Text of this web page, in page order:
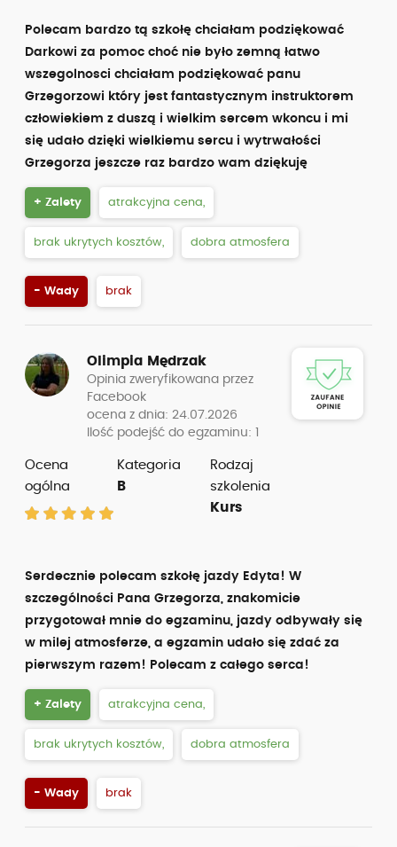
Polecam bardzo tą szkołę chciałam podziękować
Darkowi za pomoc choć nie było zemną łatwo
wszegolnosci chciałam podziękować panu
Grzegorzowi który jest fantastycznym instruktorem
człowiekiem z duszą i wielkim sercem wkoncu i mi
się udało dzięki wielkiemu sercu i wytrwałości
Grzegorza jeszcze raz bardzo wam dziękuję
+ Zalety atrakcyjna cena,
brak ukrytych kosztów, dobra atmosfera
- Wady brak
Olimpia Mędrzak
Opinia zweryfikowana przez
Facebook
ocena z dnia: 24.07.2026
Ilość podejść do egzaminu: 1
Ocena
ogólna
Kategoria
B
Rodzaj
szkolenia
Kurs
Serdecznie polecam szkołę jazdy Edyta! W
szczególności Pana Grzegorza, znakomicie
przygotował mnie do egzaminu, jazdy odbywały się
w milej atmosferze, a egzamin udało się zdać za
pierwszym razem! Polecam z całego serca!
+ Zalety atrakcyjna cena,
brak ukrytych kosztów, dobra atmosfera
- Wady brak